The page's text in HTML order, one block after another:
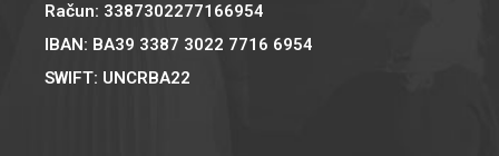
Račun: 3387302277166954
IBAN: BA39 3387 3022 7716 6954
SWIFT: UNCRBA22